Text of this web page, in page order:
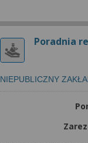
Poradnia
NIEPUBLICZNY